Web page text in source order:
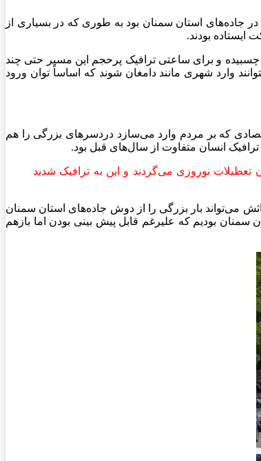
تهران به سمت مشهد در جاده‌های استان سمنان بود به طوری که در بسیاری از
و برای ساعتی ترافیک پرحجم این مسیر حتی چند
وارد شهری مانند دامغان شوند که اساساً توان ورود
که بر مردم وارد می‌سازد دردسرهای بزرگی را هم
انسان متفاوت از سال‌های قبل بود.
نوروزی می‌گردند و این به ترافیک شدید
می‌تواند بار بزرگی را از دوش جاده‌های استان سمنان
استان سمنان بودیم که علیرغم قابل پیش بینی بودن اما بازهم